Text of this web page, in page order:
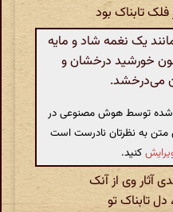
تابناک بود
یک نغمه شاد و مایه
خورشید درخشان و
می‌درخشد.
شده توسط هوش مصنوعی در
متن به نظرتان نادرست است
کنید.
وی از آنک
تابناک تو